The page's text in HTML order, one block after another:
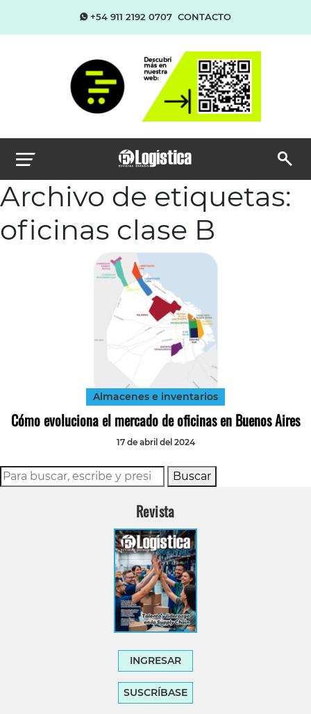
+54 911 2192 0707 CONTACTO
Archivo de etiquetas:
oficinas clase B
Almacenes e inventarios
Cómo evoluciona el mercado de oficinas en Buenos Aires
17 de abril del 2024
Buscar
Revista
INGRESAR
SUSCRÍBASE